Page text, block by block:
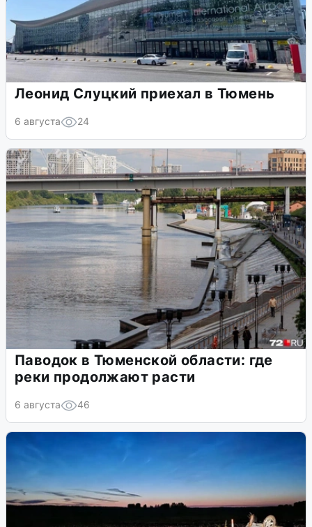
Леонид Слуцкий приехал в Тюмень
6 августа 24
Паводок в Тюменской области: где
реки продолжают расти
6 августа 46